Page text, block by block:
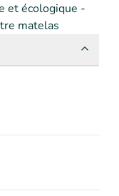
et écologique -
matelas